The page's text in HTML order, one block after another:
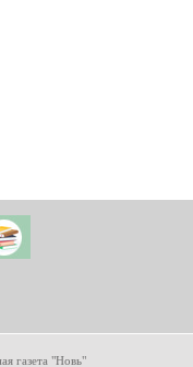
газета "Новь"